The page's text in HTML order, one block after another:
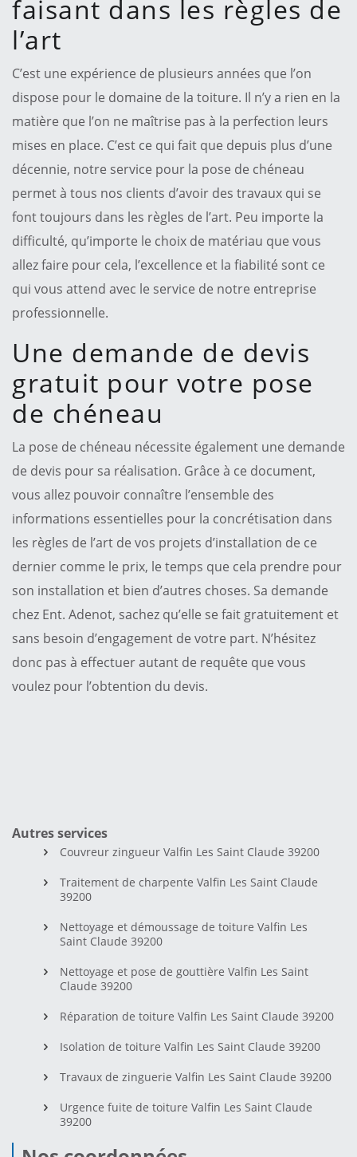
faisant dans les règles de
l’art
C’est une expérience de plusieurs années que l’on
dispose pour le domaine de la toiture. Il n’y a rien en la
matière que l’on ne maîtrise pas à la perfection leurs
mises en place. C’est ce qui fait que depuis plus d’une
décennie, notre service pour la pose de chéneau
permet à tous nos clients d’avoir des travaux qui se
font toujours dans les règles de l’art. Peu importe la
difficulté, qu’importe le choix de matériau que vous
allez faire pour cela, l’excellence et la fiabilité sont ce
qui vous attend avec le service de notre entreprise
professionnelle.
Une demande de devis
gratuit pour votre pose
de chéneau
La pose de chéneau nécessite également une demande
de devis pour sa réalisation. Grâce à ce document,
vous allez pouvoir connaître l’ensemble des
informations essentielles pour la concrétisation dans
les règles de l’art de vos projets d’installation de ce
dernier comme le prix, le temps que cela prendre pour
son installation et bien d’autres choses. Sa demande
chez Ent. Adenot, sachez qu’elle se fait gratuitement et
sans besoin d’engagement de votre part. N’hésitez
donc pas à effectuer autant de requête que vous
voulez pour l’obtention du devis.
Autres services
Couvreur zingueur Valfin Les Saint Claude 39200
Traitement de charpente Valfin Les Saint Claude
39200
Nettoyage et démoussage de toiture Valfin Les
Saint Claude 39200
Nettoyage et pose de gouttière Valfin Les Saint
Claude 39200
Réparation de toiture Valfin Les Saint Claude 39200
Isolation de toiture Valfin Les Saint Claude 39200
Travaux de zinguerie Valfin Les Saint Claude 39200
Urgence fuite de toiture Valfin Les Saint Claude
39200